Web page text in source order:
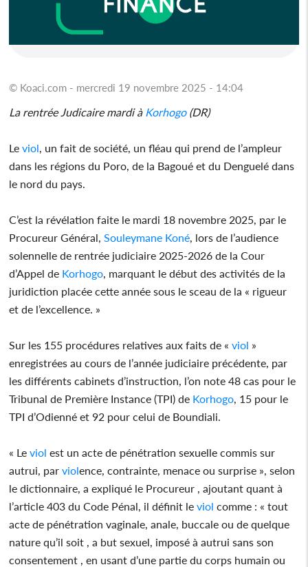
© Koaci.com - mercredi 19 novembre 2025 - 14:04
La rentrée Judicaire mardi à Korhogo(DR)
Leviol , un fait de société, un fléau qui prend de l’ampleur
dans les régions du Poro, de la Bagoué et du Denguelé dans
le nord du pays.
C’est la révélation faite le mardi 18 novembre 2025, par le
Procureur Général, Souleymane Koné , lors de l’audience
solennelle de rentrée judiciaire 2025-2026 de la Cour
d’Appel de Korhogo , marquant le début des activités de la
juridiction placée cette année sous le sceau de la « rigueur
et de l’excellence. »
Sur les 155 procédures relatives aux faits de «viol »
enregistrées au cours de l’année judiciaire précédente, par
les différents cabinets d’instruction, l’on note 48 cas pour le
Tribunal de Première Instance (TPI) de Korhogo , 15 pour le
TPI d’Odienné et 92 pour celui de Boundiali.
« Leviol est un acte de pénétration sexuelle commis sur
autrui, parviolence, contrainte, menace ou surprise », selon
le dictionnaire, a expliqué le Procureur , ajoutant quant à
l’article 403 du Code Pénal, il définit leviol comme : « tout
acte de pénétration vaginale, anale, buccale ou de quelque
nature qu’il soit , a but sexuel, imposé à autrui sans son
consentement , en usant d’une partie du corps humain ou